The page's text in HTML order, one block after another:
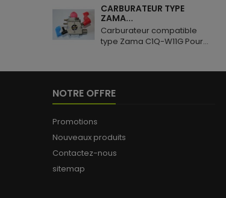
CARBURATEUR TYPE
ZAMA...
Carburateur compatible
type Zama C1Q-W11G Pour...
NOTRE OFFRE
Promotions
Nouveaux produits
Contactez-nous
sitemap